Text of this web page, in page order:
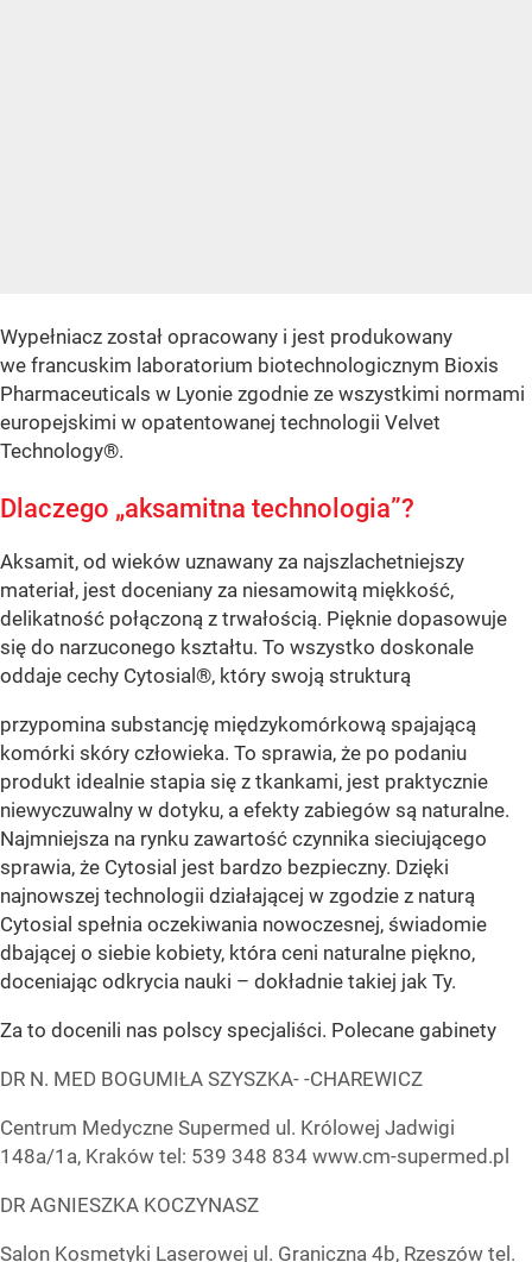
Wypełniacz został opracowany i jest produkowany
we francuskim laboratorium biotechnologicznym Bioxis
Pharmaceuticals w Lyonie zgodnie ze wszystkimi normami
europejskimi w opatentowanej technologii Velvet
Technology®.
Dlaczego „aksamitna technologia”?
Aksamit, od wieków uznawany za najszlachetniejszy
materiał, jest doceniany za niesamowitą miękkość,
delikatność połączoną z trwałością. Pięknie dopasowuje
się do narzuconego kształtu. To wszystko doskonale
oddaje cechy Cytosial®, który swoją strukturą
przypomina substancję międzykomórkową spajającą
komórki skóry człowieka. To sprawia, że po podaniu
produkt idealnie stapia się z tkankami, jest praktycznie
niewyczuwalny w dotyku, a efekty zabiegów są naturalne.
Najmniejsza na rynku zawartość czynnika sieciującego
sprawia, że Cytosial jest bardzo bezpieczny. Dzięki
najnowszej technologii działającej w zgodzie z naturą
Cytosial spełnia oczekiwania nowoczesnej, świadomie
dbającej o siebie kobiety, która ceni naturalne piękno,
doceniając odkrycia nauki – dokładnie takiej jak Ty.
Za to docenili nas polscy specjaliści. Polecane gabinety
DR N. MED BOGUMIŁA SZYSZKA- -CHAREWICZ
Centrum Medyczne Supermed ul. Królowej Jadwigi
148a/1a, Kraków tel: 539 348 834 www.cm-supermed.pl
DR AGNIESZKA KOCZYNASZ
Salon Kosmetyki Laserowej ul. Graniczna 4b, Rzeszów tel.